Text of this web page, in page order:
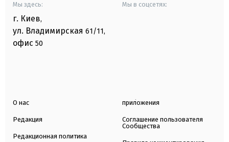
Мы здесь:
г. Киев,
ул. Владимирская 61/11,
офис 50
Мы в соцсетях:
О нас
Редакция
Редакционная политика
приложения
Соглашение пользователя
Сообщества